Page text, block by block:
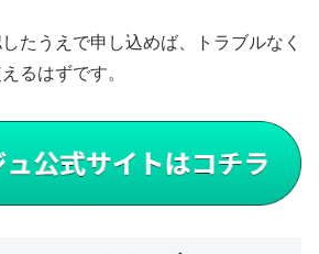
たうえで申し込めば、トラブルなく
るはずです。